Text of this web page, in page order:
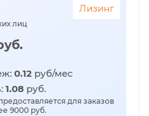
Лизинг
лиц
0.12 руб/мес
1.08 руб.
для заказов
9000 руб.